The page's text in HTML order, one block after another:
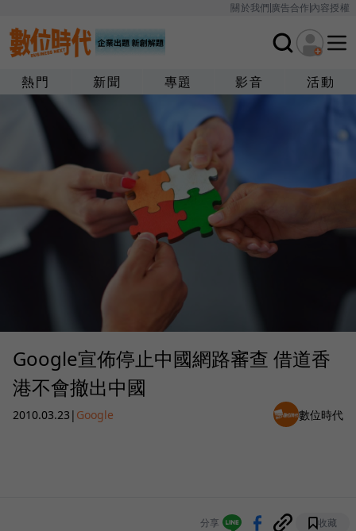
關於我們廣告合作內容授權
熱門 新聞 專題 影音 活動
Google宣佈停止中國網路審查 借道香
港不會撤出中國
2010.03.23 | Google 數位時代
分享 收藏